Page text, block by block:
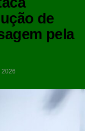
de
pela
2026